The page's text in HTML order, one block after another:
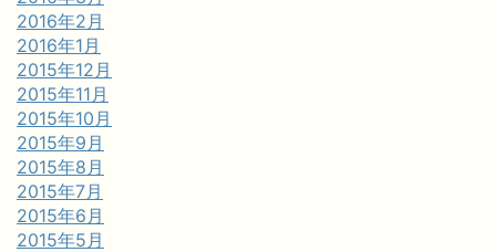
2016年2月
2016年1月
2015年12月
2015年11月
2015年10月
2015年9月
2015年8月
2015年7月
2015年6月
2015年5月